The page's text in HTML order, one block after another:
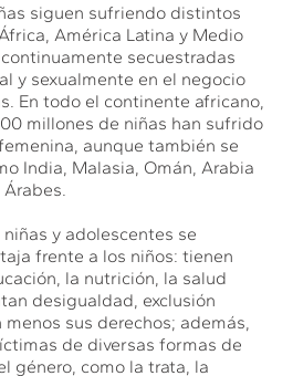
siguen sufriendo distintos
América Latina y Medio
secuestradas
y sexualmente en el negocio
En todo el continente africano,
millones de niñas han sufrido
aunque también se
India, Malasia, Omán, Arabia
y adolescentes se
frente a los niños: tienen
la nutrición, la salud
desigualdad, exclusión
sus derechos; además,
de diversas formas de
género, como la trata, la